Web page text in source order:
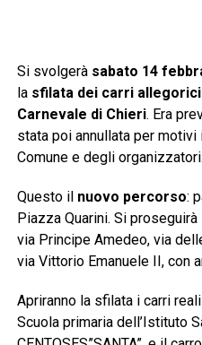
Si svolgerà sabato 14
la sfilata dei carri
Carnevale di Chieri. Era
stata poi annullata per
Comune e degli organizzatori.
Questo il nuovo percorso:
Piazza Quarini. Si
via Principe Amedeo, via
via Vittorio Emanuele II, con
Apriranno la sfilata i carri
Scuola primaria dell’Istituto